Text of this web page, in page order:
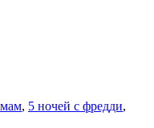
, 5 ночей с фредди,